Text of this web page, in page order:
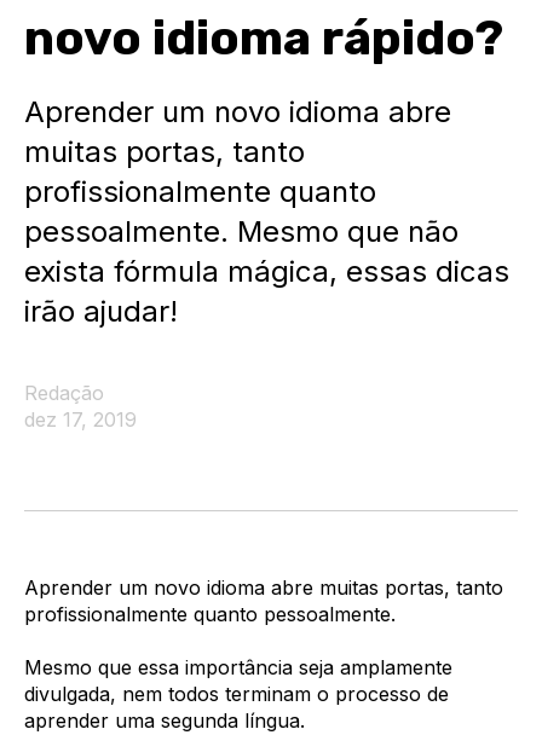
novo idioma rápido?
Aprender um novo idioma abre
muitas portas, tanto
profissionalmente quanto
pessoalmente. Mesmo que não
exista fórmula mágica, essas dicas
irão ajudar!
Redação
dez 17, 2019
Aprender um novo idioma abre muitas portas, tanto
profissionalmente quanto pessoalmente.
Mesmo que essa importância seja amplamente
divulgada, nem todos terminam o processo de
aprender uma segunda língua.